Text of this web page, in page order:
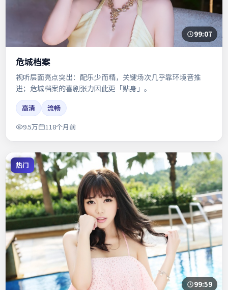
99:07
危城档案
视听层面亮点突出：配乐少而精，关键场次几乎靠环境音推
进；危城档案的喜剧张力因此更「贴身」。
高清
流畅
9.5万
118个月前
热门
99:59